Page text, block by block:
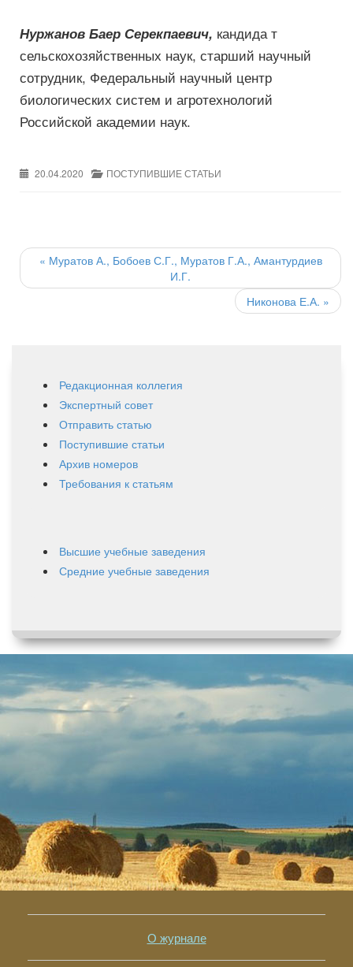
Нуржанов Баер Серекпаевич, кандида т
сельскохозяйственных наук, старший научный
сотрудник, Федеральный научный центр
биологических систем и агротехнологий
Российской академии наук.
20.04.2020 ПОСТУПИВШИЕ СТАТЬИ
Post
navigation
« Муратов А., Бобоев С.Г., Муратов Г.А., Амантурдиев
И.Г.
Никонова Е.А. »
Редакционная коллегия
Экспертный совет
Отправить статью
Поступившие статьи
Архив номеров
Требования к статьям
Высшие учебные заведения
Средние учебные заведения
О журнале